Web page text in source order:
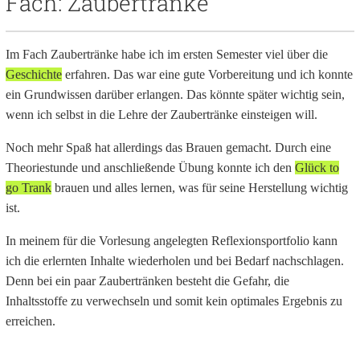
y
V
i
d
e
o
Im Fach Zaubertränke habe ich im ersten Semester viel über die
Geschichte erfahren. Das war eine gute Vorbereitung und ich konnte
ein Grundwissen darüber erlangen. Das könnte später wichtig sein,
wenn ich selbst in die Lehre der Zaubertränke einsteigen will.
Noch mehr Spaß hat allerdings das Brauen gemacht. Durch eine
Theoriestunde und anschließende Übung konnte ich denGlück to
go Trank brauen und alles lernen, was für seine Herstellung wichtig
ist.
In meinem für die Vorlesung angelegten Reflexionsportfolio kann
ich die erlernten Inhalte wiederholen und bei Bedarf nachschlagen.
Denn bei ein paar Zaubertränken besteht die Gefahr, die
Inhaltsstoffe zu verwechseln und somit kein optimales Ergebnis zu
erreichen.